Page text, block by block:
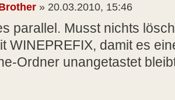
» 20.03.2010, 15:46
parallel. Musst nichts
WINEPREFIX, damit es
Ordner unangetastet